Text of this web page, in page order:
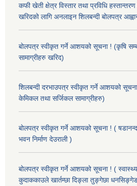
कफी खेती क्षेत्र विस्तार तथा प्रविधि
खरिदको लागि अनलाइन शिलबन्दी बोलपत्र
बोलपत्र स्वीकृत गर्ने आशयको सूचना ! (कृषि
सामाग्रीहरु खरिद)
शिलबन्दी दरभाउपत्र स्वीकृत गर्ने आशयको
केमिकल तथा सर्जिकल सामाग्रीहरु)
बोलपत्र स्वीकृत गर्ने आशयको सूचना ! (
भवन निर्माण देउराली )
बोलपत्र स्वीकृत गर्ने आशयको सूचना ! ( स्वास्थ्य
कुदाककाउले खार्तम्छा दिङ्ला तुङ्गेछा